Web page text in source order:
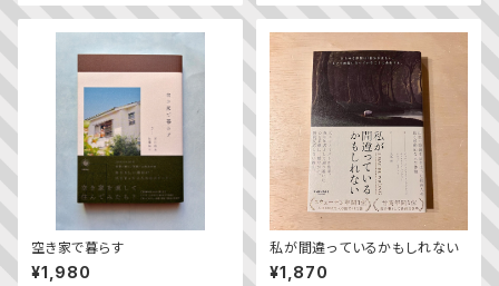
空き家で暮らす
¥1,980
私が間違っているかもしれない
¥1,870